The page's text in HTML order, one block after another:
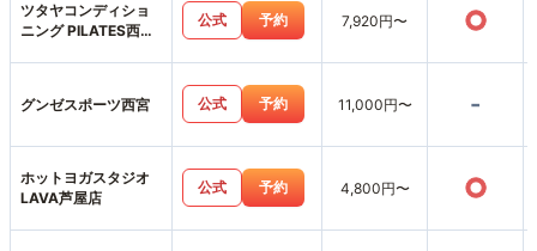
ツタヤコンディショ
ニング PILATES西宮
公式 予約 7,920円〜 ○
グンゼスポーツ西宮 公式 予約 11,000円〜 -
ホットヨガスタジオ
LAVA芦屋店
公式 予約 4,800円〜 ○